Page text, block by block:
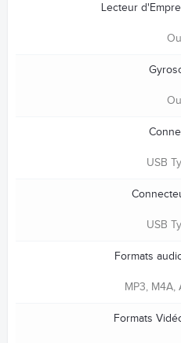
Lecteur
USB
USB
Formats
MP3, M4A,
Formats